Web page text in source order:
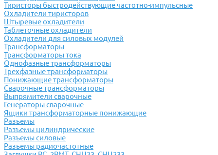
Тиристоры быстродействующие частотно-импульсные
Охладители тиристоров
Штыревые охладители
Таблеточные охладители
Охладители для силовых модулей
Трансформаторы
Трансформаторы тока
Однофазные трансформаторы
Трехфазные трансформаторы
Понижающие трансформаторы
Сварочные трансформаторы
Выпрямители сварочные
Генераторы сварочные
Ящики трансформаторные понижающие
Разъемы
Разъемы цилиндрические
Разъемы силовые
Разъемы радиочастотные